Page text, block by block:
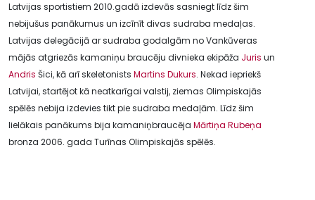
Latvijas sportistiem 2010.gadā izdevās sasniegt līdz šim
nebijušus panākumus un izcīnīt divas sudraba medaļas.
Latvijas delegācijā ar sudraba godalgām no Vankūveras
mājās atgriezās kamaniņu braucēju divnieka ekipāža Juris un
Andris Šici, kā arī skeletonists Martins Dukurs. Nekad iepriekš
Latvijai, startējot kā neatkarīgai valstij, ziemas Olimpiskajās
spēlēs nebija izdevies tikt pie sudraba medaļām. Līdz šim
lielākais panākums bija kamaniņbraucēja Mārtiņa Rubeņa
bronza 2006. gada Turīnas Olimpiskajās spēlēs.